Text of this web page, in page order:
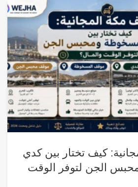
كيف تختار بين كدي
الجن لتوفر الوقت